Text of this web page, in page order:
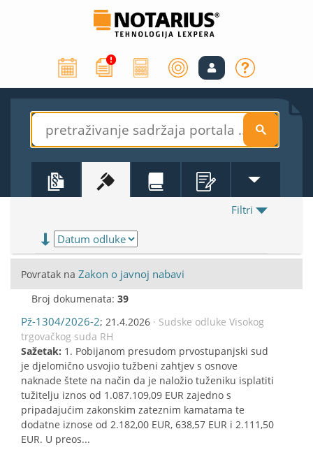
S
Filtri
Povratak na Zakon o javnoj nabavi
Broj dokumenata: 39
Pž-1304/2026-2; 21.4.2026 · Sudske odluke Visokog
trgovačkog suda RH
Sažetak: 1. Pobijanom presudom prvostupanjski sud
je djelomično usvojio tužbeni zahtjev s osnove
naknade štete na način da je naložio tuženiku isplatiti
tužitelju iznos od 1.087.109,09 EUR zajedno s
pripadajućim zakonskim zateznim kamatama te
dodatne iznose od 2.182,00 EUR, 638,57 EUR i 2.111,50
EUR. U preos...